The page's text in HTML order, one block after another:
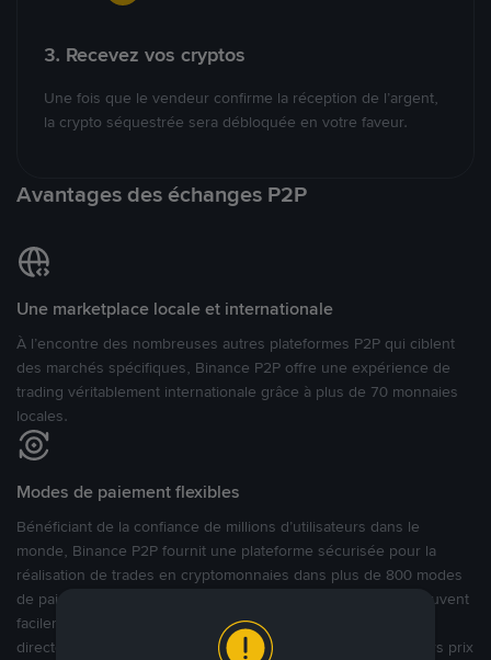
3. Recevez vos cryptos
Une fois que le vendeur confirme la réception de l’argent,
la crypto séquestrée sera débloquée en votre faveur.
Avantages des échanges P2P
Une marketplace locale et internationale
À l’encontre des nombreuses autres plateformes P2P qui ciblent
des marchés spécifiques, Binance P2P offre une expérience de
trading véritablement internationale grâce à plus de 70 monnaies
locales.
Modes de paiement flexibles
Bénéficiant de la confiance de millions d’utilisateurs dans le
monde, Binance P2P fournit une plateforme sécurisée pour la
réalisation de trades en cryptomonnaies dans plus de 800 modes
de paiement et plus de 100 monnaies fiat. Les utilisateurs peuvent
facilement acheter, vendre et trader des cryptomonnaies
directement avec d’autres utilisateurs, tout en définissant leurs prix